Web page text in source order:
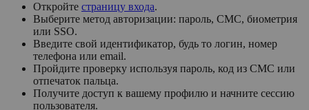
Откройте страницу входа.
Выберите метод авторизации: пароль, СМС, биометрия
или SSO.
Введите свой идентификатор, будь то логин, номер
телефона или email.
Пройдите проверку используя пароль, код из СМС или
отпечаток пальца.
Получите доступ к вашему профилю и начните сессию
пользователя.